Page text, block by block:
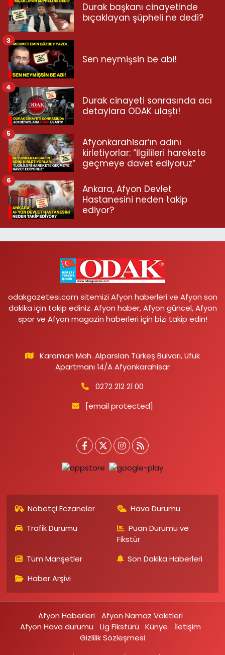
Durak başkanı cinayetinde
bıçaklayan şüpheli ne dedi?
Sen neymişsin be abi!
3
Durak cinayeti sonrasında acı
detaylara ODAK ulaştı!
4
Afyonkarahisar’ın adını
kirletiyorlar: “İlgilileri harekete
geçmeye davet ediyoruz”
5
Ankara, Afyon Devlet
Hastanesini neden takip
ediyor?
6
odakgazetesi.com sitemizi Afyon haberleri ve Afyon son
dakika için takip ediniz. Afyon haber, Afyon güncel, Afyon
spor ve Afyon magazin haberleri için bizi takip edin!
Karaman Mah. Alparslan Türkeş Bulvarı, Ufuk
Apartmanı 14/A Afyonkarahisar
0272 212 21 00
[email protected]
Nöbetçi Eczaneler
Hava Durumu
Trafik Durumu
Puan Durumu ve
Fikstür
Tüm Manşetler
Son Dakika Haberleri
Haber Arşivi
Afyon Haberleri
Afyon Namaz Vakitleri
Afyon Hava durumu
Lig Fikstürü Künye
İletişim
Gizlilik Sözleşmesi